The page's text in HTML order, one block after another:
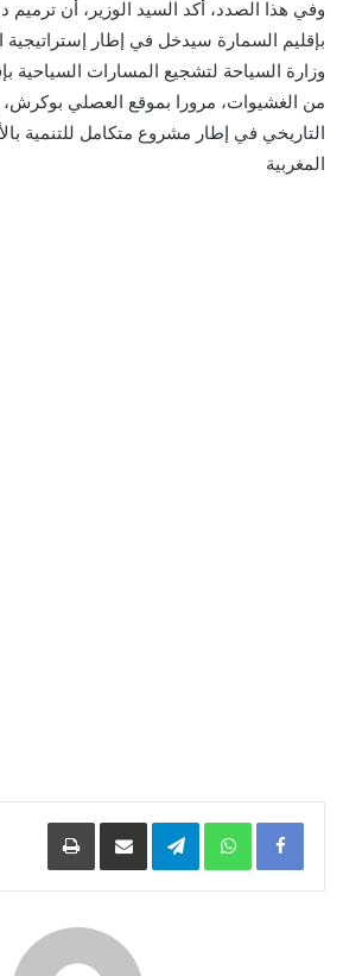
وفي هذا الصدد، أكد السيد الوزير، أن ترميم
بإقليم السمارة سيدخل في إطار إستراتيجية
وزارة السياحة لتشجيع المسارات السياحية
من الغشيوات، مرورا بموقع العصلي بوكرش،
التاريخي في إطار مشروع متكامل للتنمية
المغربية
Facebook
WhatsApp
Telegramمشاركة عبر البريد طباعة